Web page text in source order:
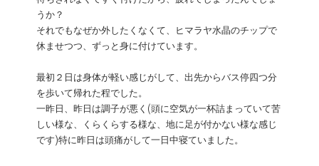
うか？
それでもなぜか外したくなくて、ヒマラヤ水晶のチップで
休ませつつ、ずっと身に付けています。
最初２日は身体が軽い感じがして、出先からバス停四つ分
を歩いて帰れた程でした。
一昨日、昨日は調子が悪く(頭に空気が一杯詰まっていて苦
しい様な、くらくらする様な、地に足が付かない様な感じ
です)特に昨日は頭痛がして一日中寝ていました。